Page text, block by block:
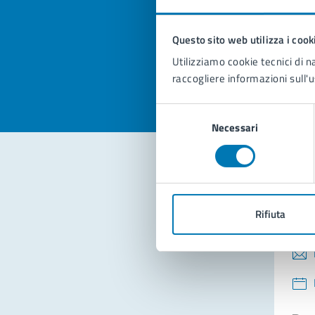
Questo sito web utilizza i
Utilizziamo cookie tecnici di
raccogliere informazioni
del
Necessari
Rifiuta
Valuta la